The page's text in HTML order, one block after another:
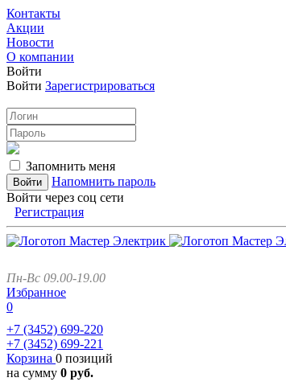
Контакты
Акции
Новости
О компании
Войти
Войти Зарегистрироваться
Запомнить меня
Напомнить пароль
Войти через соц сети
Регистрация
Пн-Вс 09.00-19.00
Избранное
0
+7 (3452) 699-220
+7 (3452) 699-221
Корзина 0 позиций
на сумму 0 руб.